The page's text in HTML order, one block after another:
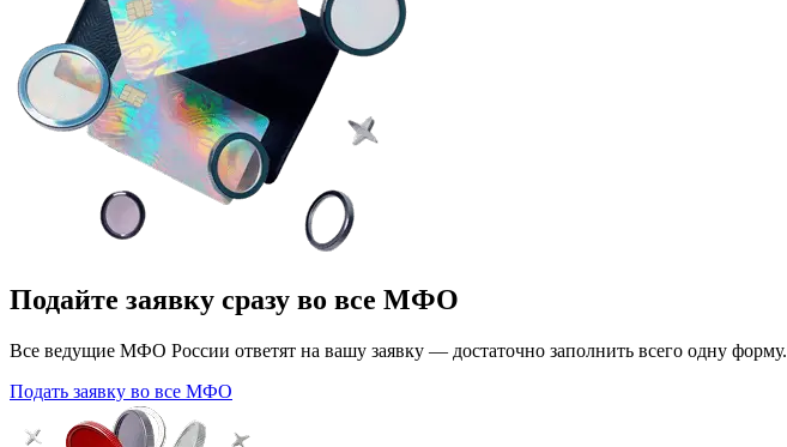
Подайте заявку сразу во все МФО
Все ведущие МФО России ответят на вашу заявку — достаточно заполнить всего одну форму.
Подать заявку во все МФО